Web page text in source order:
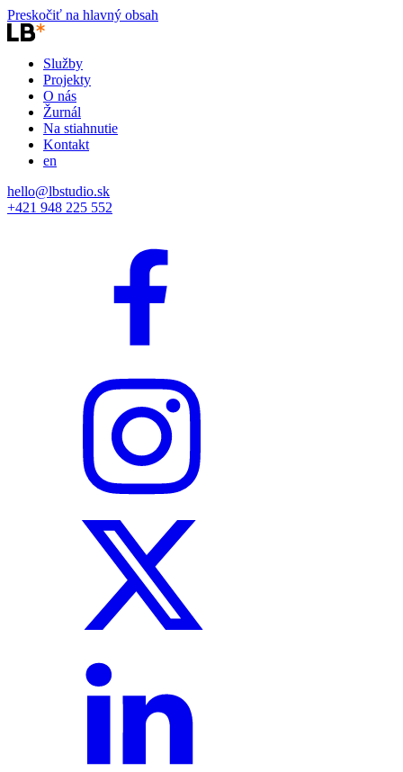
Preskočiť na hlavný obsah
Služby
Projekty
O nás
Žurnál
Na stiahnutie
Kontakt
en
hello@lbstudio.sk
+421 948 225 552